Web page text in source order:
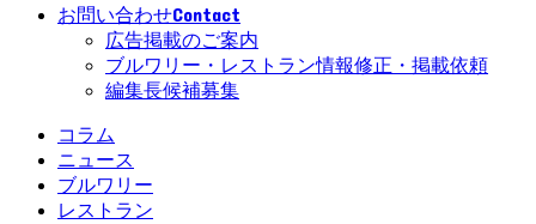
お問い合わせContact
広告掲載のご案内
ブルワリー・レストラン情報修正・掲載依頼
編集長候補募集
コラム
ニュース
ブルワリー
レストラン